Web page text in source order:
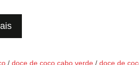
/ doce de coco cabo verde / doce de